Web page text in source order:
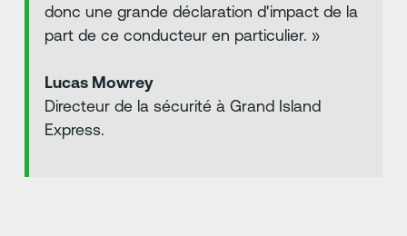
donc une grande déclaration d'impact de la
part de ce conducteur en particulier. »
Lucas Mowrey
Directeur de la sécurité à Grand Island
Express.